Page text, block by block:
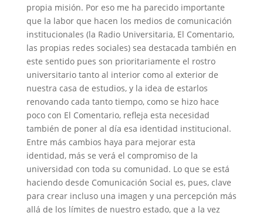
propia misión. Por eso me ha parecido importante
que la labor que hacen los medios de comunicación
institucionales (la Radio Universitaria, El Comentario,
las propias redes sociales) sea destacada también en
este sentido pues son prioritariamente el rostro
universitario tanto al interior como al exterior de
nuestra casa de estudios, y la idea de estarlos
renovando cada tanto tiempo, como se hizo hace
poco con El Comentario, refleja esta necesidad
también de poner al día esa identidad institucional.
Entre más cambios haya para mejorar esta
identidad, más se verá el compromiso de la
universidad con toda su comunidad. Lo que se está
haciendo desde Comunicación Social es, pues, clave
para crear incluso una imagen y una percepción más
allá de los límites de nuestro estado, que a la vez